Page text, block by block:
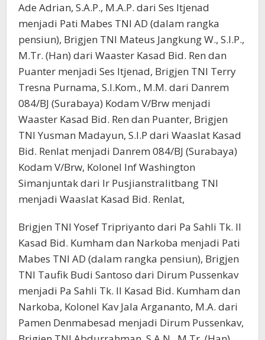
Ade Adrian, S.A.P., M.A.P. dari Ses Itjenad
menjadi Pati Mabes TNI AD (dalam rangka
pensiun), Brigjen TNI Mateus Jangkung W., S.I.P.,
M.Tr. (Han) dari Waaster Kasad Bid. Ren dan
Puanter menjadi Ses Itjenad, Brigjen TNI Terry
Tresna Purnama, S.I.Kom., M.M. dari Danrem
084/BJ (Surabaya) Kodam V/Brw menjadi
Waaster Kasad Bid. Ren dan Puanter, Brigjen
TNI Yusman Madayun, S.I.P dari Waaslat Kasad
Bid. Renlat menjadi Danrem 084/BJ (Surabaya)
Kodam V/Brw, Kolonel Inf Washington
Simanjuntak dari Ir Pusjianstralitbang TNI
menjadi Waaslat Kasad Bid. Renlat,
Brigjen TNI Yosef Tripriyanto dari Pa Sahli Tk. II
Kasad Bid. Kumham dan Narkoba menjadi Pati
Mabes TNI AD (dalam rangka pensiun), Brigjen
TNI Taufik Budi Santoso dari Dirum Pussenkav
menjadi Pa Sahli Tk. II Kasad Bid. Kumham dan
Narkoba, Kolonel Kav Jala Argananto, M.A. dari
Pamen Denmabesad menjadi Dirum Pussenkav,